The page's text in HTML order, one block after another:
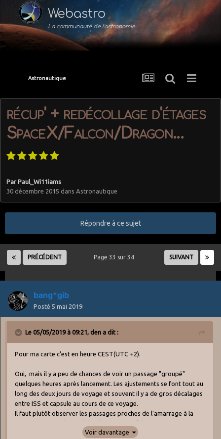
Webastro
La communauté de l'astronomie
Astronautique
récup' + redécollage d'étages
SpaceX/Falcon/Dragon...
Par Paul_Wi11iams
30 décembre 2015 dans Astronautique
Répondre à ce sujet
PRÉCÉDENT SUIVANT
Page 33 sur 34
bang*gib
Posté 5 mai 2019
Le 05/05/2019 à 09:21, den a dit :
Pour ma carte c'est en heure CEST(UTC +2).
Oui, mais il y a peu de chances de voir un passage "groupé"
quelques heures après lancement. Les ajustements se font tout au
long des deux jours de voyage et souvent il y a de gros décalages
entre ISS et capsule au cours de ce voyage.
Il faut plutôt observer les passages proches de l'amarrage à la
station pour espérer voir les deux rapprochés.
Le passage de demain matin, 8h avant amarrage donc, est peut
Voir davantage